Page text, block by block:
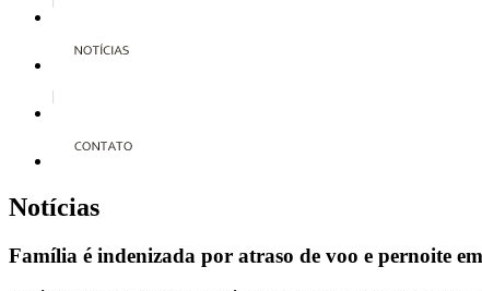
Notícias
Família é indenizada por atraso de voo e pernoite